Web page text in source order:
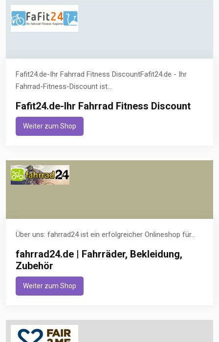
Fafit24.de-Ihr Fahrrad Fitness DiscountFafit24.de - Ihr
Fahrrad-Fitness-Discount ist...
Fafit24.de-Ihr Fahrrad Fitness Discount
Weiter zum Shop
Über uns: fahrrad24 ist ein erfolgreicher Onlineshop für...
fahrrad24.de | Fahrräder, Bekleidung,
Zubehör
Weiter zum Shop